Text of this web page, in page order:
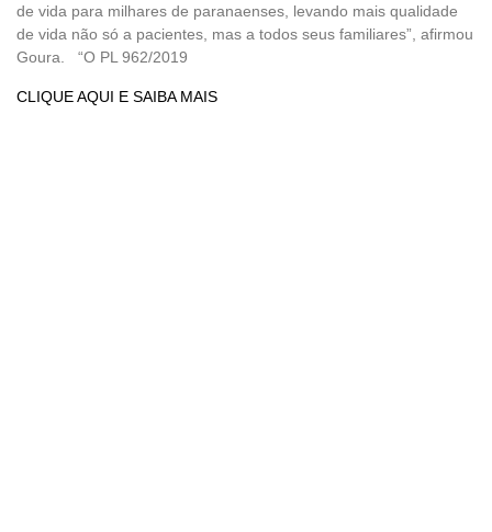
de vida para milhares de paranaenses, levando mais qualidade
de vida não só a pacientes, mas a todos seus familiares”, afirmou
Goura. “O PL 962/2019
CLIQUE AQUI E SAIBA MAIS